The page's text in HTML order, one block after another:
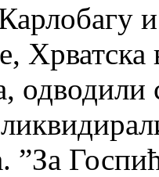
Хрватска
одводили
”За